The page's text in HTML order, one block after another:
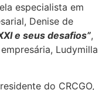
especialista em
Denise de
e seus desafios”,
Ludymilla
do CRCGO,